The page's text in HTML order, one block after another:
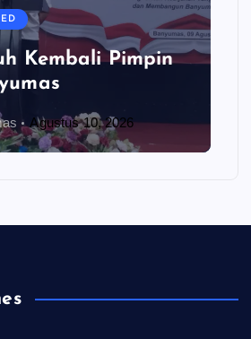
Kembali Pimpin
Agustus 10, 2026